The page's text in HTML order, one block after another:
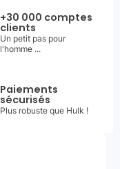
+30 000 comptes
clients
Un petit pas pour
l'homme ...
Paiements
sécurisés
Plus robuste que Hulk !